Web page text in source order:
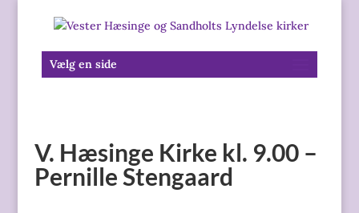
Vælg en side
V. Hæsinge Kirke kl. 9.00 –
Pernille Stengaard